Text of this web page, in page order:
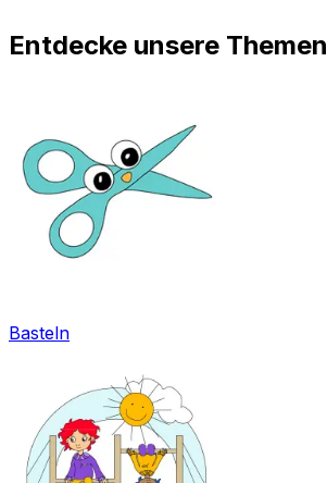
Entdecke unsere Themen
Basteln